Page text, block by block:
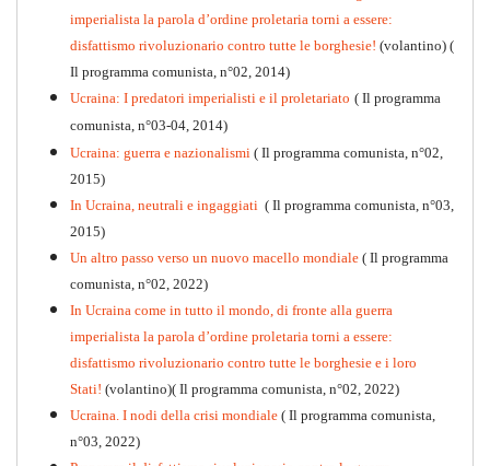
Kommunistisches Programm
PDF n°10 - 2026
imperialista la parola d’ordine proletaria torni a essere:
disfattismo rivoluzionario contro tutte le borghesie! (volantino) (
Il programma comunista, n°02, 2014)
Ucraina: I predatori imperialisti e il proletariato ( Il programma
comunista, n°03-04, 2014)
Ucraina: guerra e nazionalismi ( Il programma comunista, n°02,
2015)
In Ucraina, neutrali e ingaggiati ( Il programma comunista, n°03,
2015)
Un altro passo verso un nuovo macello mondiale ( Il programma
comunista, n°02, 2022)
In Ucraina come in tutto il mondo, di fronte alla guerra
imperialista la parola d’ordine proletaria torni a essere:
disfattismo rivoluzionario contro tutte le borghesie e i loro
Stati! (volantino)( Il programma comunista, n°02, 2022)
Ucraina. I nodi della crisi mondiale ( Il programma comunista,
n°03, 2022)